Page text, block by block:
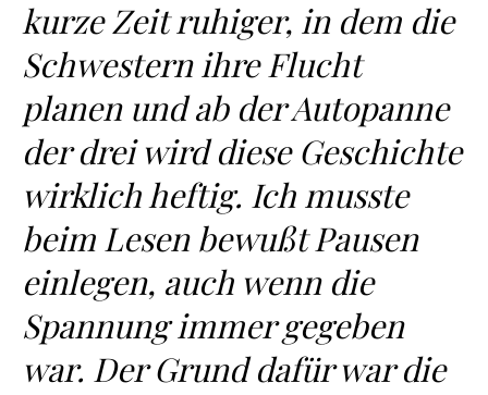
kurze Zeit ruhiger, in dem die
Schwestern ihre Flucht
planen und ab der Autopanne
der drei wird diese Geschichte
wirklich heftig. Ich musste
beim Lesen bewußt Pausen
einlegen, auch wenn die
Spannung immer gegeben
war. Der Grund dafür war die